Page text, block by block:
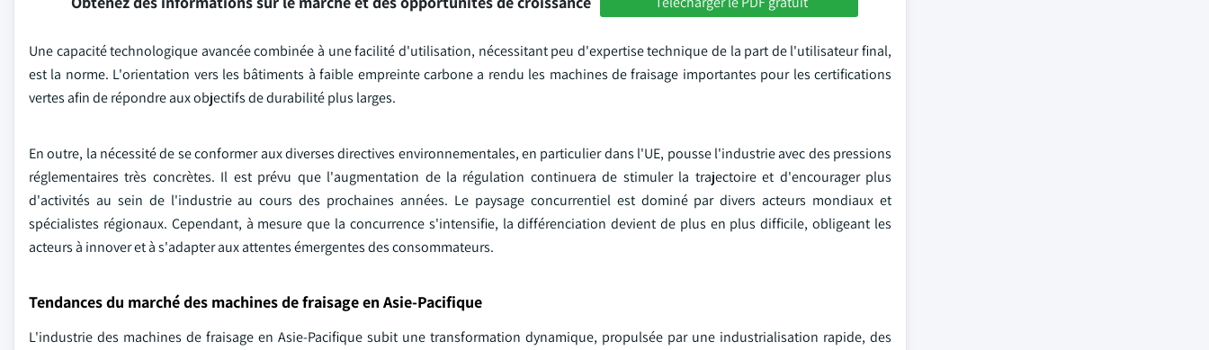
Une capacité technologique avancée combinée à une facilité d'utilisation, nécessitant peu d'expertise technique de la part de l'utilisateur final,
est la norme. L'orientation vers les bâtiments à faible empreinte carbone a rendu les machines de fraisage importantes pour les certifications
vertes afin de répondre aux objectifs de durabilité plus larges.
En outre, la nécessité de se conformer aux diverses directives environnementales, en particulier dans l'UE, pousse l'industrie avec des pressions
réglementaires très concrètes. Il est prévu que l'augmentation de la régulation continuera de stimuler la trajectoire et d'encourager plus
d'activités au sein de l'industrie au cours des prochaines années. Le paysage concurrentiel est dominé par divers acteurs mondiaux et
spécialistes régionaux. Cependant, à mesure que la concurrence s'intensifie, la différenciation devient de plus en plus difficile, obligeant les
acteurs à innover et à s'adapter aux attentes émergentes des consommateurs.
Tendances du marché des machines de fraisage en Asie-Pacifique
L'industrie des machines de fraisage en Asie-Pacifique subit une transformation dynamique, propulsée par une industrialisation rapide, des